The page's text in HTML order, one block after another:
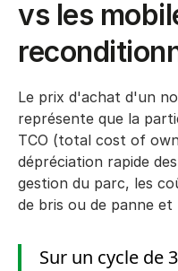
vs les
Le prix d'achat d'un
représente que la
TCO (total cost of
dépréciation rapide
gestion du parc, les
de bris ou de panne
Sur un cycle de